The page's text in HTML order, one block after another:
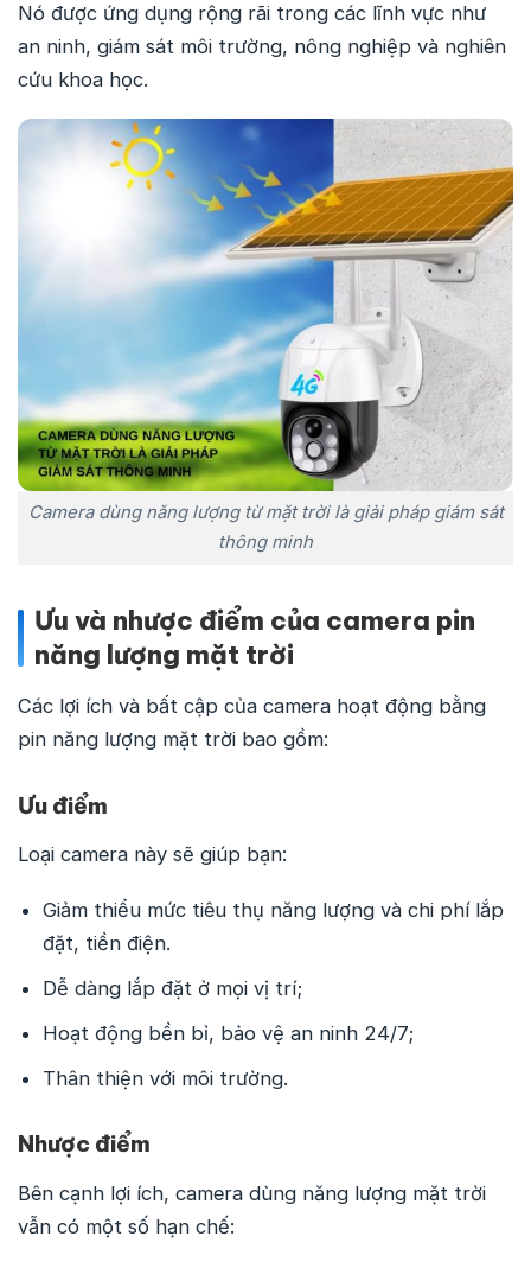
Nó được ứng dụng rộng rãi trong các lĩnh vực như
an ninh, giám sát môi trường, nông nghiệp và nghiên
cứu khoa học.
Camera dùng năng lượng từ mặt trời là giải pháp giám sát
thông minh
Ưu và nhược điểm của camera pin
năng lượng mặt trời
Các lợi ích và bất cập của camera hoạt động bằng
pin năng lượng mặt trời bao gồm:
Ưu điểm
Loại camera này sẽ giúp bạn:
Giảm thiểu mức tiêu thụ năng lượng và chi phí lắp
đặt, tiền điện.
Dễ dàng lắp đặt ở mọi vị trí;
Hoạt động bền bỉ, bảo vệ an ninh 24/7;
Thân thiện với môi trường.
Nhược điểm
Bên cạnh lợi ích, camera dùng năng lượng mặt trời
vẫn có một số hạn chế: